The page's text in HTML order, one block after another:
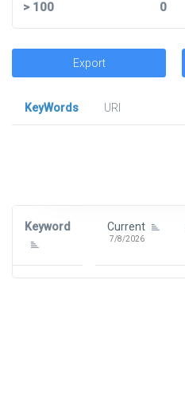
>100 0
Export
KeyWords
URl
Keyword Current
7/8/2026